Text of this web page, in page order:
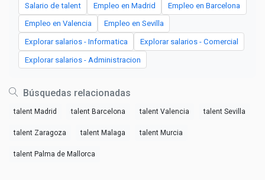
Salario de talent Empleo en Madrid Empleo en Barcelona
Empleo en Valencia Empleo en Sevilla
Explorar salarios - Informatica Explorar salarios - Comercial
Explorar salarios - Administracion
Búsquedas relacionadas
talent Madrid talent Barcelona talent Valencia talent Sevilla
talent Zaragoza talent Malaga talent Murcia
talent Palma de Mallorca